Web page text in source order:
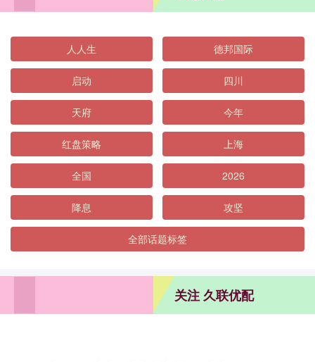
人人生 德邦国际
启动 四川
天府 今年
红盘策略 上海
全国 2026
降息 攻坚
全部话题标签
关注 久联优配